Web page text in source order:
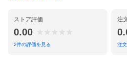
ストア評価
0.00
2件の評価を見る
注
注